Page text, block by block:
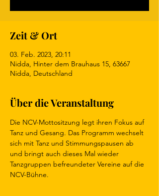
Zeit & Ort
03. Feb. 2023, 20:11
Nidda, Hinter dem Brauhaus 15, 63667
Nidda, Deutschland
Über die Veranstaltung
Die NCV-Mottositzung legt ihren Fokus auf
Tanz und Gesang. Das Programm wechselt
sich mit Tanz und Stimmungspausen ab
und bringt auch dieses Mal wieder
Tanzgruppen befreundeter Vereine auf die
NCV-Bühne.